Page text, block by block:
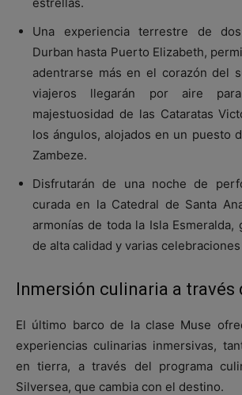
Una experiencia terrestre de
Durban hasta Puerto Elizabeth,
adentrarse más en el corazón del
viajeros llegarán por aire
majestuosidad de las Cataratas
los ángulos, alojados en un puesto
Zambeze.
Disfrutarán de una noche de
curada en la Catedral de Santa
armonías de toda la Isla Esmeralda,
de alta calidad y varias
Inmersión culinaria a través
El último barco de la clase Muse
experiencias culinarias inmersivas,
en tierra, a través del programa
Silversea, que cambia con el destino.